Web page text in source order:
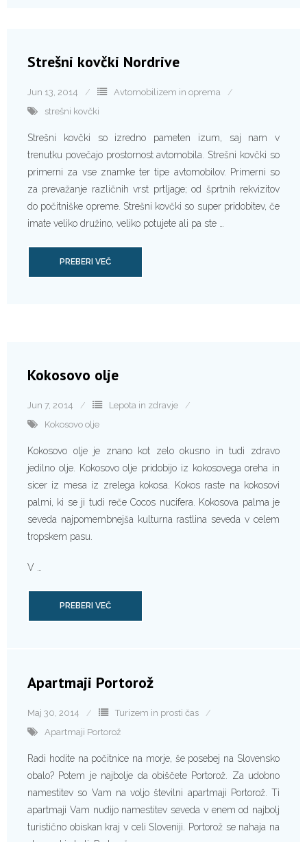
Strešni kovčki Nordrive
Jun 13, 2014
Avtomobilizem in oprema
strešni kovčki
Strešni kovčki so izredno pameten izum, saj nam v
trenutku povečajo prostornost avtomobila. Strešni kovčki so
primerni za vse znamke ter tipe avtomobilov. Primerni so
za prevažanje različnih vrst prtljage; od šprtnih rekvizitov
do počitniške opreme. Strešni kovčki so super pridobitev, če
imate veliko družino, veliko potujete ali pa ste …
PREBERI VEČ
Kokosovo olje
Jun 7, 2014
Lepota in zdravje
Kokosovo olje
Kokosovo olje je znano kot zelo okusno in tudi zdravo
jedilno olje. Kokosovo olje pridobijo iz kokosovega oreha in
sicer iz mesa iz zrelega kokosa. Kokos raste na kokosovi
palmi, ki se ji tudi reče Cocos nucifera. Kokosova palma je
seveda najpomembnejša kulturna rastlina seveda v celem
tropskem pasu.
V …
PREBERI VEČ
Apartmaji Portorož
Maj 30, 2014
Turizem in prosti čas
Apartmaji Portorož
Radi hodite na počitnice na morje, še posebej na Slovensko
obalo? Potem je najbolje da obiščete Portorož. Za udobno
namestitev so Vam na voljo številni apartmaji Portorož. Ti
apartmaji Vam nudijo namestitev seveda v enem od najbolj
turistično obiskan kraj v celi Sloveniji. Portorož se nahaja na